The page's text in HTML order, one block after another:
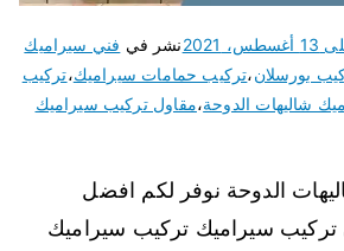
13 أغسطس، 2021 نشر في فني سيراميك
بورسلان،تركيب حمامات سيراميك،تركيب
شاليهات الدوحة،مقاول تركيب سيراميك
الدوحة نوفر لكم افضل
سيراميك تركيب سيراميك